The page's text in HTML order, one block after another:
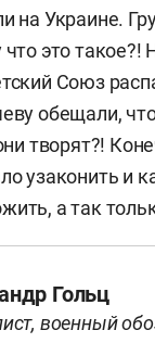
на Украине.
что это
Союз
обещали,
творят?!
узаконить и
а так
Гольц
военный